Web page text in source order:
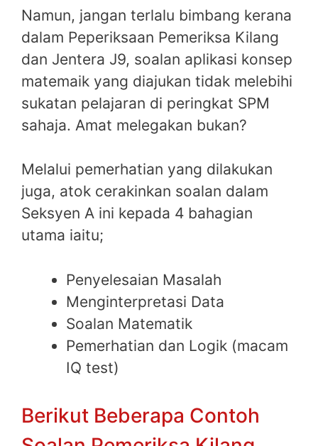
Namun, jangan terlalu bimbang kerana
dalam Peperiksaan Pemeriksa Kilang
dan Jentera J9, soalan aplikasi konsep
matemaik yang diajukan tidak melebihi
sukatan pelajaran di peringkat SPM
sahaja. Amat melegakan bukan?
Melalui pemerhatian yang dilakukan
juga, atok cerakinkan soalan dalam
Seksyen A ini kepada 4 bahagian
utama iaitu;
Penyelesaian Masalah
Menginterpretasi Data
Soalan Matematik
Pemerhatian dan Logik (macam
IQ test)
Berikut Beberapa Contoh